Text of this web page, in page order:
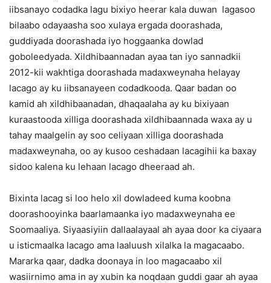
iibsanayo codadka lagu bixiyo heerar kala duwan lagasoo
bilaabo odayaasha soo xulaya ergada doorashada,
guddiyada doorashada iyo hoggaanka dowlad
goboleedyada. Xildhibaannadan ayaa tan iyo sannadkii
2012-kii wakhtiga doorashada madaxweynaha helayay
lacago ay ku iibsanayeen codadkooda. Qaar badan oo
kamid ah xildhibaanadan, dhaqaalaha ay ku bixiyaan
kuraastooda xilliga doorashada xildhibaannada waxa ay u
tahay maalgelin ay soo celiyaan xilliga doorashada
madaxweynaha, oo ay kusoo ceshadaan lacagihii ka baxay
sidoo kalena ku lehaan lacago dheeraad ah.
Bixinta lacag si loo helo xil dowladeed kuma koobna
doorashooyinka baarlamaanka iyo madaxweynaha ee
Soomaaliya. Siyaasiyiin dallaalayaal ah ayaa door ka ciyaara
u isticmaalka lacago ama laaluush xilalka la magacaabo.
Mararka qaar, dadka doonaya in loo magacaabo xil
wasiirnimo ama in ay xubin ka noqdaan guddi gaar ah ayaa